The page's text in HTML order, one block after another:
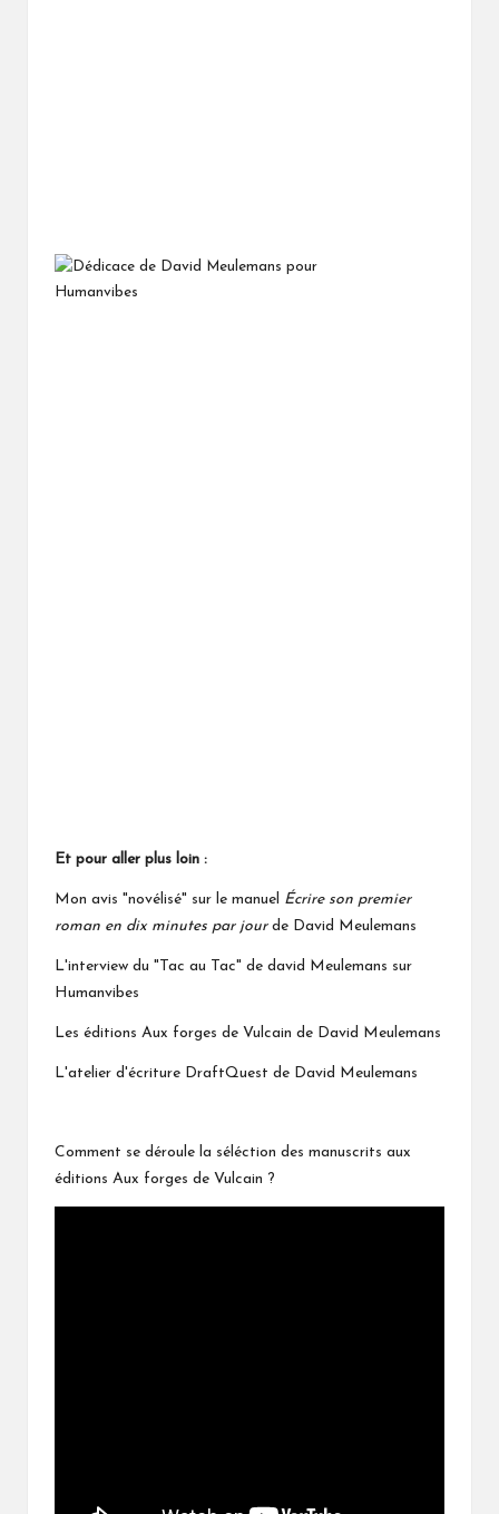
Et pour aller plus loin :
Mon avis "novélisé" sur le manuel Écrire son premier
roman en dix minutes par jour de David Meulemans
L'interview du "Tac au Tac" de david Meulemans sur
Humanvibes
Les éditions Aux forges de Vulcain de David Meulemans
L'atelier d'écriture DraftQuest de David Meulemans
Comment se déroule la séléction des manuscrits aux
éditions Aux forges de Vulcain ?